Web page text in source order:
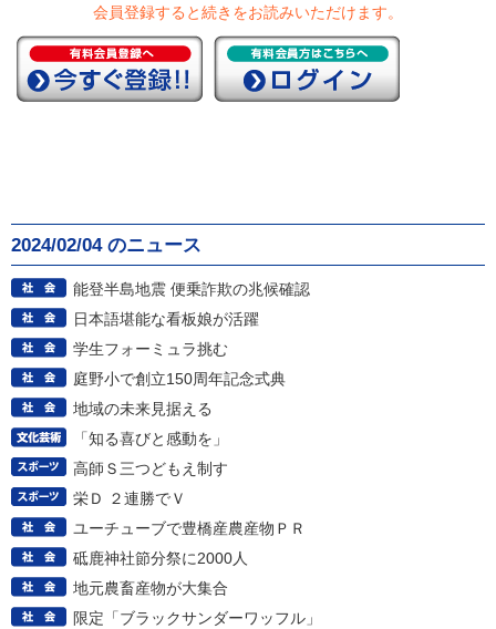
会員登録すると続きをお読みいただけます。
2024/02/04 のニュース
能登半島地震 便乗詐欺の兆候確認
日本語堪能な看板娘が活躍
学生フォーミュラ挑む
庭野小で創立150周年記念式典
地域の未来見据える
「知る喜びと感動を」
高師Ｓ三つどもえ制す
栄Ｄ ２連勝でＶ
ユーチューブで豊橋産農産物ＰＲ
砥鹿神社節分祭に2000人
地元農畜産物が大集合
限定「ブラックサンダーワッフル」